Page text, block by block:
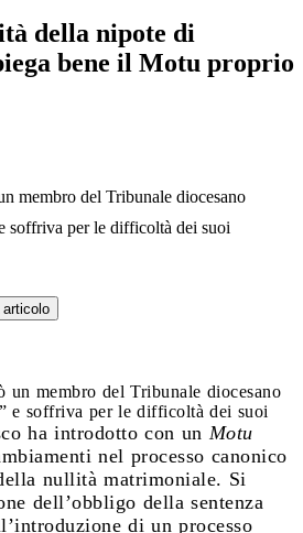
della nipote di
bene il Motu proprio
membro del Tribunale diocesano
soffriva per le difficoltà dei suoi
un membro del Tribunale diocesano
e soffriva per le difficoltà dei suoi
ha introdotto con un Motu
nel processo canonico
nullità matrimoniale. Si
dell’obbligo della sentenza
di un processo